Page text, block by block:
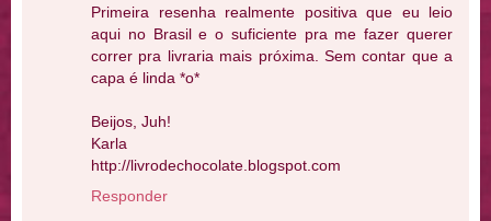
Primeira resenha realmente positiva que eu leio
aqui no Brasil e o suficiente pra me fazer querer
correr pra livraria mais próxima. Sem contar que a
capa é linda *o*
Beijos, Juh!
Karla
http://livrodechocolate.blogspot.com
Responder